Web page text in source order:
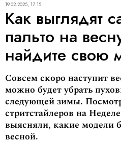
19.02.2025, 17:15
Как выглядят
пальто на
найдите свою
Совсем скоро наступит
можно будет убрать
следующей зимы.
стритстайлеров на
выясняли, какие модели
весной.